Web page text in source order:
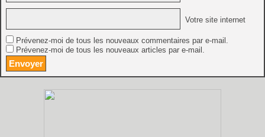
Votre site internet
Prévenez-moi de tous les nouveaux commentaires par e-mail.
Prévenez-moi de tous les nouveaux articles par e-mail.